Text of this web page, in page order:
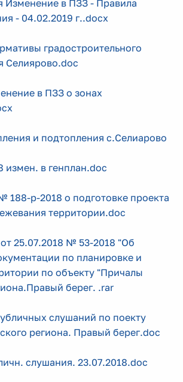
Изменение в ПЗЗ - Правила
- 04.02.2019 г..docx
градостроительного
Селиярово.doc
в ПЗЗ о зонах
и подтопления с.Селиарово
измен. в генплан.doc
188-р-2018 о подготовке проекта
территории.doc
25.07.2018 № 53-2018 "Об
по планировке и
по объекту "Причалы
берег. .rar
слушаний по поекту
региона. Правый берег.doc
слушания. 23.07.2018.doc